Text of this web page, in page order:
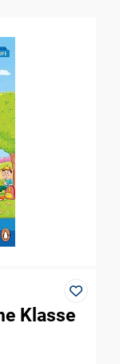
Klasse